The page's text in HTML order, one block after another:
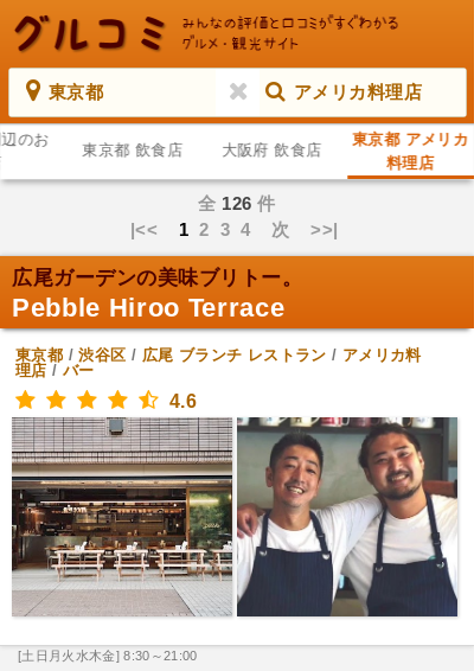
東京都 アメリカ料理店
のお
東京都 飲食店 大阪府 飲食店
東京都 アメリカ
料理店
全 126 件
|<< 12 3 4 次 >>|
広尾ガーデンの美味ブリトー。
Pebble Hiroo Terrace
東京都 /渋谷区 / 広尾 ブランチ レストラン / アメリカ料
理店 / バー
4.6
[土日月火水木金] 8:30～21:00